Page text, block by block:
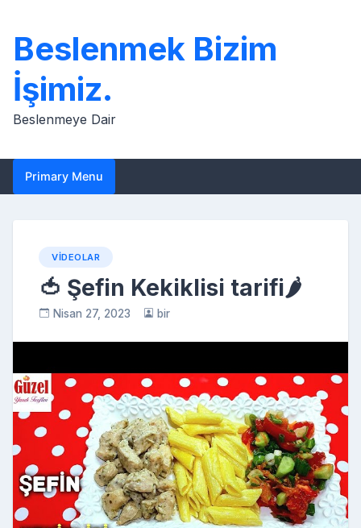
content
Beslenmek Bizim
İşimiz.
Beslenmeye Dair
Primary Menu
VIDEOLAR
🍅 Şefin Kekiklisi tarifi🌶️
Nisan 27, 2023 bir